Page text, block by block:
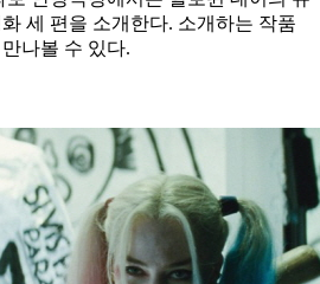
세 편을 소개한다. 소개하는 작품
나볼 수 있다.